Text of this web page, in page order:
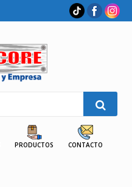
PRODUCTOS CONTACTO